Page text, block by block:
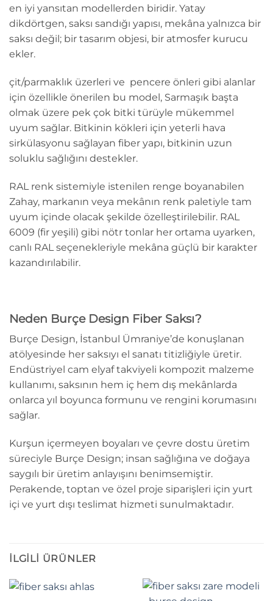
en iyi yansıtan modellerden biridir. Yatay
dikdörtgen, saksı sandığı yapısı, mekâna yalnızca bir
saksı değil; bir tasarım objesi, bir atmosfer kurucu
ekler.
çit/parmaklık üzerleri ve pencere önleri gibi alanlar
için özellikle önerilen bu model, Sarmaşık başta
olmak üzere pek çok bitki türüyle mükemmel
uyum sağlar. Bitkinin kökleri için yeterli hava
sirkülasyonu sağlayan fiber yapı, bitkinin uzun
soluklu sağlığını destekler.
RAL renk sistemiyle istenilen renge boyanabilen
Zahay, markanın veya mekânın renk paletiyle tam
uyum içinde olacak şekilde özelleştirilebilir. RAL
6009 (fir yeşili) gibi nötr tonlar her ortama uyarken,
canlı RAL seçenekleriyle mekâna güçlü bir karakter
kazandırılabilir.
Neden Burçe Design Fiber Saksı?
Burçe Design, İstanbul Ümraniye’de konuşlanan
atölyesinde her saksıyı el sanatı titizliğiyle üretir.
Endüstriyel cam elyaf takviyeli kompozit malzeme
kullanımı, saksının hem iç hem dış mekânlarda
onlarca yıl boyunca formunu ve rengini korumasını
sağlar.
Kurşun içermeyen boyaları ve çevre dostu üretim
süreciyle Burçe Design; insan sağlığına ve doğaya
saygılı bir üretim anlayışını benimsemiştir.
Perakende, toptan ve özel proje siparişleri için yurt
içi ve yurt dışı teslimat hizmeti sunulmaktadır.
İLGILI ÜRÜNLER